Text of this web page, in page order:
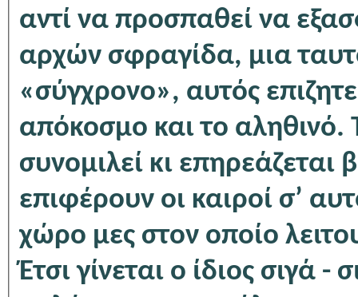
αντί να προσπαθεί να
αρχών σφραγίδα, μια
«σύγχρονο», αυτός
απόκοσμο και το αληθινό.
συνομιλεί κι επηρεάζεται
επιφέρουν οι καιροί σ’
χώρο μες στον οποίο
Έτσι γίνεται ο ίδιος σιγά